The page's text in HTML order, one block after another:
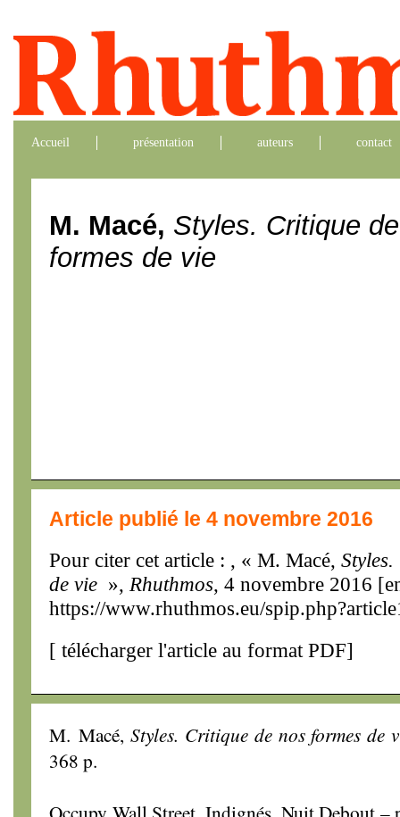
Accueil présentation auteurs contact
M. Macé, Styles. Critique
formes de vie
Article publié le 4 novembre 2016
Pour citer cet article : , « M. Macé,
de vie », Rhuthmos, 4 novembre 2016
https://www.rhuthmos.eu/
[ télécharger l'article au format PDF]
M. Macé, Styles. Critique de nos formes de
368 p.